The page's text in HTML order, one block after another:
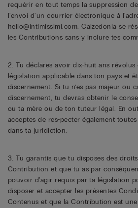
requérir en tout temps la suppression
l'envoi d'un courrier électronique à
hello@intimissimi.com. Calzedonia se
les Contributions sans y inclure tes
2. Tu déclares avoir dix-huit ans
législation applicable dans ton pays et
discernement. Si tu n’es pas majeur ou
discernement, tu devras obtenir le
ou ta mère ou de ton tuteur légal. En
acceptes de res-pecter également
dans ta juridiction.
3. Tu garantis que tu disposes des
Contribution et que tu as par
pouvoir d'agir requis par ta législation
disposer et accepter les présentes
Contenus et que la Contribution est